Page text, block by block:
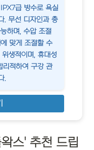
급 방수로 욕실
. 무선 디자인과 충
하며, 수압 조절
맞게 조절할 수
생적이며, 휴대성
리적하여 구강 관
.
스' 추천 드립